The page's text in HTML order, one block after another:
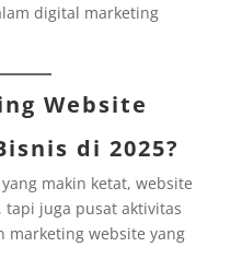
digital marketing
Website
di 2025?
makin ketat, website
juga pusat aktivitas
marketing website yang